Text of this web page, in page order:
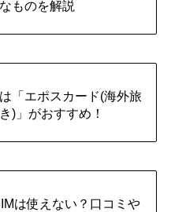
ものを解説
「エポスカード(海外旅
)」がおすすめ！
は使えない？口コミや